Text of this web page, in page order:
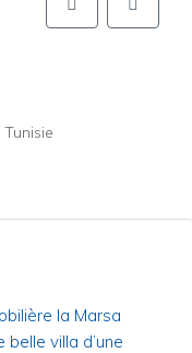
la Marsa
villa d’une